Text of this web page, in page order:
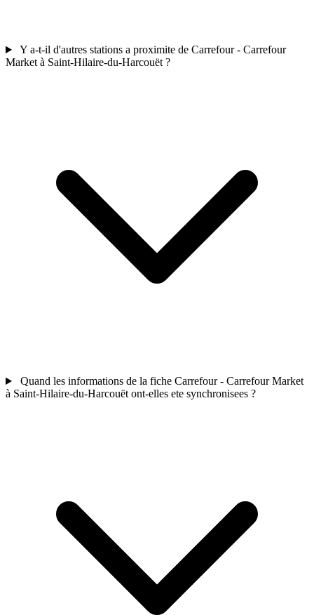
Y a-t-il d'autres stations a proximite de Carrefour - Carrefour
Market à Saint-Hilaire-du-Harcouët ?
Quand les informations de la fiche Carrefour - Carrefour Market
à Saint-Hilaire-du-Harcouët ont-elles ete synchronisees ?